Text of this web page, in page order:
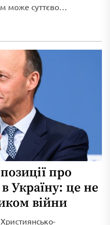
може суттєво
він зменшить пакети
сідати за стіл
про
Україну: це не
війни